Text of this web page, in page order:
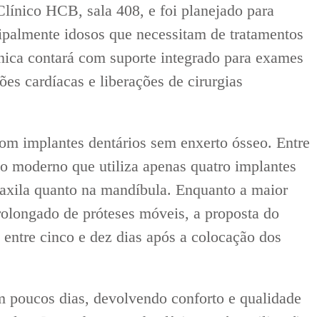
HCB, sala 408, e foi planejado para
idosos que necessitam de tratamentos
contará com suporte integrado para exames
cardíacas e liberações de cirurgias
implantes dentários sem enxerto ósseo. Entre
moderno que utiliza apenas quatro implantes
quanto na mandíbula. Enquanto a maior
de próteses móveis, a proposta do
cinco e dez dias após a colocação dos
poucos dias, devolvendo conforto e qualidade